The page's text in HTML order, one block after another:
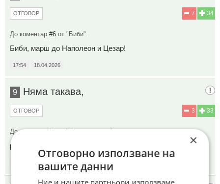
34
7
ОТГОВОР
До коментар #6 от "Биби":
Биби, марш до Наполеон и Цезар!
17:54 18.04.2026
9 Няма такава,
33
3
ОТГОВОР
До коментар#1от "Ами покажете":
ракетите свършиха! Финито! ×
Отговорно използване на
вашите данни
Ние и нашите партньори използваме